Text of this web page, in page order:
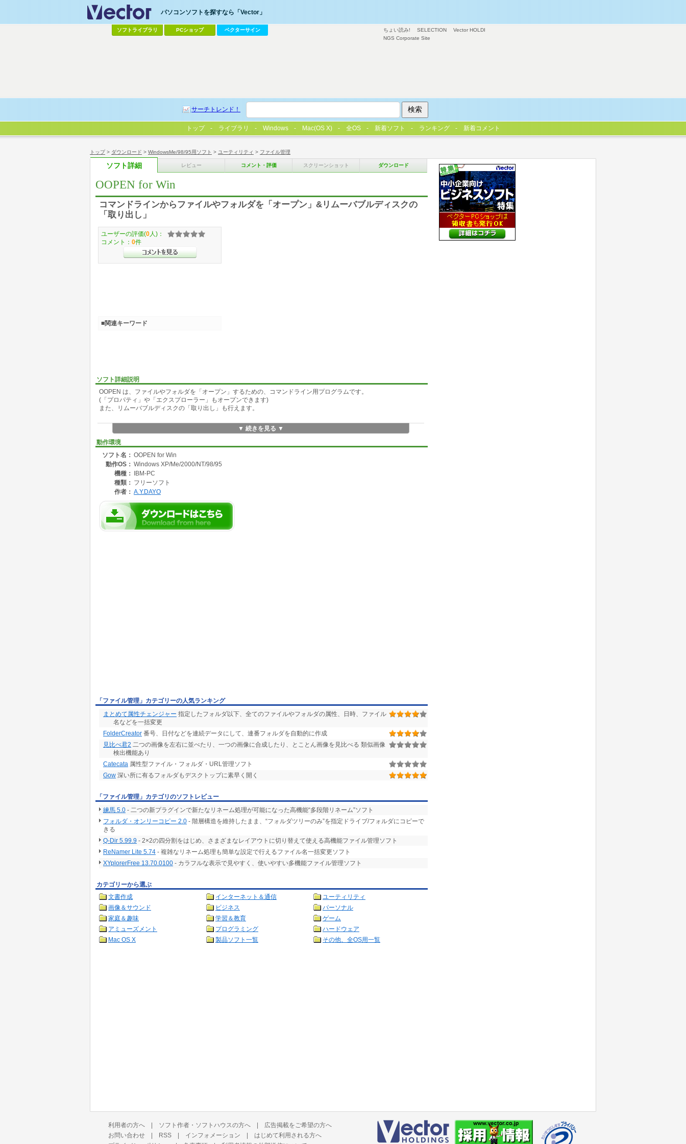
トップ> ダウンロード > WindowsMe/98/95用ソフト > ユーティリティ > ファイル管理
ソフト詳細 レビュー コメント・評価 スクリーンショット ダウンロード
OOPEN for Win
コマンドラインからファイルやフォルダを「オープン」&リムーバブルディスクの
「取り出し」
ソフト詳細説明
OOPEN は、ファイルやフォルダを「オープン」するための、コマンドライン用プログラムです。
(「プロパティ」や「エクスプローラー」もオープンできます)
また、リムーバブルディスクの「取り出し」も行えます。
▼ 続きを見る ▼
動作環境
ソフト名： OOPEN for Win
動作OS： Windows XP/Me/2000/NT/98/95
機種：
IBM-PC
種類： フリーソフト
作者： A.Y.DAYO
ユーザーの評価(0 人)：
コメント： 0件
■関連キーワード
「ファイル管理」カテゴリーの人気ランキング
まとめて属性チェンジャー 指定したフォルダ以下、全てのファイルやフォルダの属性、日時、ファイル
名などを一括変更
FolderCreator 番号、日付などを連続データにして、連番フォルダを自動的に作成
見比べ君2 二つの画像を左右に並べたり、一つの画像に合成したり、とことん画像を見比べる 類似画像
検出機能あり
Catecata 属性型ファイル・フォルダ・URL管理ソフト
Gow 深い所に有るフォルダもデスクトップに素早く開く
「ファイル管理」カテゴリのソフトレビュー
練馬 5.0 - 二つの新プラグインで新たなリネーム処理が可能になった高機能“多段階リネーム”ソフト
フォルダ・オンリーコピー 2.0 - 階層構造を維持したまま、“フォルダツリーのみ”を指定ドライブ/フォルダにコピーで
きる
Q-Dir 5.99.9 - 2×2の四分割をはじめ、さまざまなレイアウトに切り替えて使える高機能ファイル管理ソフト
ReNamer Lite 5.74 - 複雑なリネーム処理も簡単な設定で行えるファイル名一括変更ソフト
XYplorerFree 13.70.0100 - カラフルな表示で見やすく、使いやすい多機能ファイル管理ソフト
カテゴリーから選ぶ
文書作成
インターネット＆通信
ユーティリティ
画像＆サウンド
ビジネス
パーソナル
家庭＆趣味
学習＆教育
ゲーム
アミューズメント
プログラミング
ハードウェア
Mac OS X
製品ソフト一覧 その他、全OS用一覧
ちょい読み! SELECTION
Vector HOLDI
NGS Corporate Site
パソコンソフトを探すなら「Vector」
ソフトライブラリ PCショップ ベクターサイン
サーチトレンド！
トップ ライブラリ Windows Mac(OS X) 全OS 新着ソフト ランキング 新着コメント
利用者の方へ | ソフト作者・ソフトハウスの方へ | 広告掲載をご希望の方へ
お問い合わせ | RSS | インフォメーション | はじめて利用される方へ